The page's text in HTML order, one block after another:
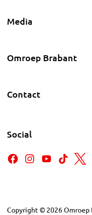
Media
Omroep Brabant
Contact
Social
Copyright © 2026Omroep